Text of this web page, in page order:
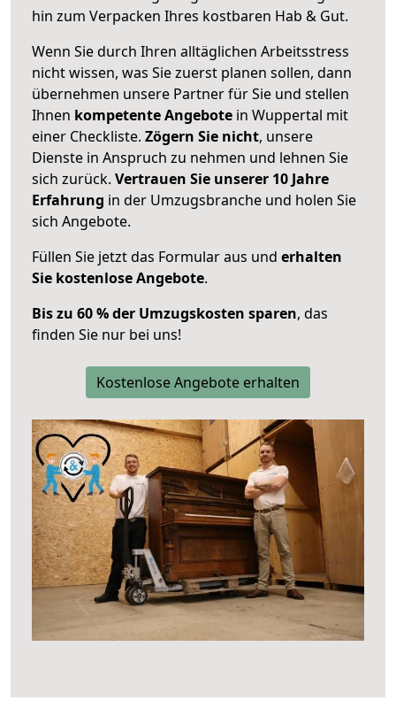
hin zum Verpacken Ihres kostbaren Hab & Gut.
Wenn Sie durch Ihren alltäglichen Arbeitsstress
nicht wissen, was Sie zuerst planen sollen, dann
übernehmen unsere Partner für Sie und stellen
Ihnen kompetente Angebote in Wuppertal mit
einer Checkliste. Zögern Sie nicht, unsere
Dienste in Anspruch zu nehmen und lehnen Sie
sich zurück. Vertrauen Sie unserer 10 Jahre
Erfahrung in der Umzugsbranche und holen Sie
sich Angebote.
Füllen Sie jetzt das Formular aus und erhalten
Sie kostenlose Angebote.
Bis zu 60 % der Umzugskosten sparen, das
finden Sie nur bei uns!
Kostenlose Angebote erhalten